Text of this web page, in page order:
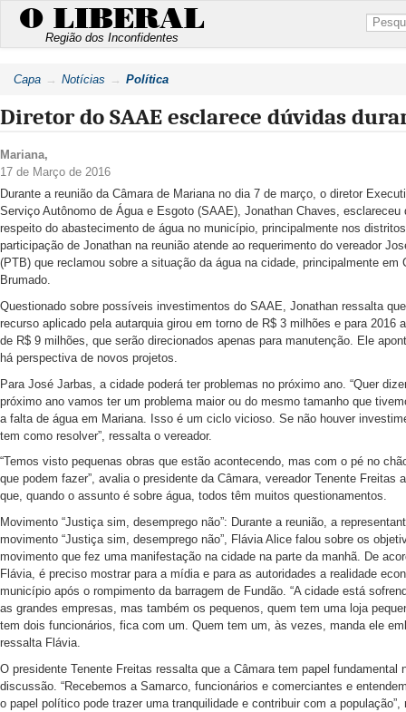
O LIBERAL
Região dos Inconfidentes
Capa Notícias Política
Diretor do SAAE esclarece dúvidas
Mariana,
17 de Março de 2016
Durante a reunião da Câmara de Mariana no dia 7 de março, o diretor
Serviço Autônomo de Água e Esgoto (SAAE), Jonathan Chaves, esclareceu
respeito do abastecimento de água no município, principalmente nos
participação de Jonathan na reunião atende ao requerimento do vereador
(PTB) que reclamou sobre a situação da água na cidade, principalmente em
Brumado.
Questionado sobre possíveis investimentos do SAAE, Jonathan ressalta
recurso aplicado pela autarquia girou em torno de R$ 3 milhões e para 2016
de R$ 9 milhões, que serão direcionados apenas para manutenção. Ele
há perspectiva de novos projetos.
Para José Jarbas, a cidade poderá ter problemas no próximo ano. “Quer
próximo ano vamos ter um problema maior ou do mesmo tamanho que
a falta de água em Mariana. Isso é um ciclo vicioso. Se não houver
tem como resolver”, ressalta o vereador.
“Temos visto pequenas obras que estão acontecendo, mas com o pé no
que podem fazer”, avalia o presidente da Câmara, vereador Tenente Freitas
que, quando o assunto é sobre água, todos têm muitos questionamentos.
Movimento “Justiça sim, desemprego não”: Durante a reunião, a
movimento “Justiça sim, desemprego não”, Flávia Alice falou sobre os
movimento que fez uma manifestação na cidade na parte da manhã. De
Flávia, é preciso mostrar para a mídia e para as autoridades a realidade
município após o rompimento da barragem de Fundão. “A cidade está
as grandes empresas, mas também os pequenos, quem tem uma loja
tem dois funcionários, fica com um. Quem tem um, às vezes, manda ele
ressalta Flávia.
O presidente Tenente Freitas ressalta que a Câmara tem papel fundamental
discussão. “Recebemos a Samarco, funcionários e comerciantes e
o papel político pode trazer uma tranquilidade e contribuir com a população”,